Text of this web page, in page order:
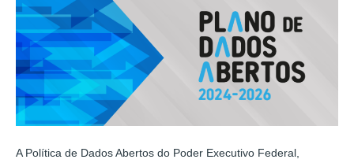
A Política de Dados Abertos do Poder Executivo Federal,